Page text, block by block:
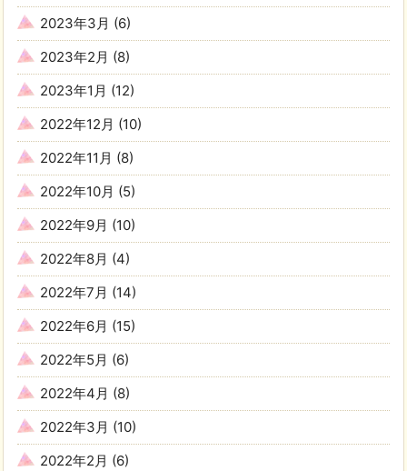
2023年3月 (6)
2023年2月 (8)
2023年1月 (12)
2022年12月 (10)
2022年11月 (8)
2022年10月 (5)
2022年9月 (10)
2022年8月 (4)
2022年7月 (14)
2022年6月 (15)
2022年5月 (6)
2022年4月 (8)
2022年3月 (10)
2022年2月 (6)